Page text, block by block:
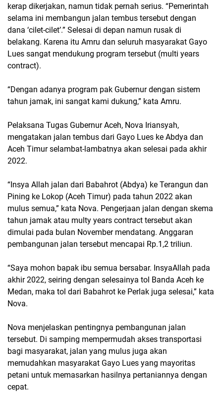
kerap dikerjakan, namun tidak pernah serius. “Pemerintah
selama ini membangun jalan tembus tersebut dengan
dana ‘cilet-cilet’.” Selesai di depan namun rusak di
belakang. Karena itu Amru dan seluruh masyarakat Gayo
Lues sangat mendukung program tersebut (multi years
contract).
“Dengan adanya program pak Gubernur dengan sistem
tahun jamak, ini sangat kami dukung,” kata Amru.
Pelaksana Tugas Gubernur Aceh, Nova Iriansyah,
mengatakan jalan tembus dari Gayo Lues ke Abdya dan
Aceh Timur selambat-lambatnya akan selesai pada akhir
2022.
“Insya Allah jalan dari Babahrot (Abdya) ke Terangun dan
Pining ke Lokop (Aceh Timur) pada tahun 2022 akan
mulus semua,” kata Nova. Pengerjaan jalan dengan skema
tahun jamak atau multy years contract tersebut akan
dimulai pada bulan November mendatang. Anggaran
pembangunan jalan tersebut mencapai Rp.1,2 triliun.
“Saya mohon bapak ibu semua bersabar. InsyaAllah pada
akhir 2022, seiring dengan selesainya tol Banda Aceh ke
Medan, maka tol dari Babahrot ke Perlak juga selesai,” kata
Nova.
Nova menjelaskan pentingnya pembangunan jalan
tersebut. Di samping mempermudah akses transportasi
bagi masyarakat, jalan yang mulus juga akan
memudahkan masyarakat Gayo Lues yang mayoritas
petani untuk memasarkan hasilnya pertaniannya dengan
cepat.